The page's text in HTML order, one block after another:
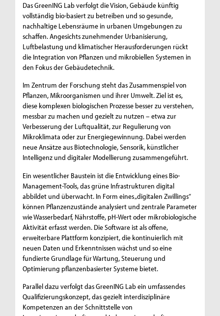
Das GreenING Lab verfolgt die Vision, Gebäude künftig
vollständig bio-basiert zu betreiben und so gesunde,
nachhaltige Lebensräume in urbanen Umgebungen zu
schaffen. Angesichts zunehmender Urbanisierung,
Luftbelastung und klimatischer Herausforderungen rückt
die Integration von Pflanzen und mikrobiellen Systemen in
den Fokus der Gebäudetechnik.
Im Zentrum der Forschung steht das Zusammenspiel von
Pflanzen, Mikroorganismen und ihrer Umwelt. Ziel ist es,
diese komplexen biologischen Prozesse besser zu verstehen,
messbar zu machen und gezielt zu nutzen – etwa zur
Verbesserung der Luftqualität, zur Regulierung von
Mikroklimata oder zur Energiegewinnung. Dabei werden
neue Ansätze aus Biotechnologie, Sensorik, künstlicher
Intelligenz und digitaler Modellierung zusammengeführt.
Ein wesentlicher Baustein ist die Entwicklung eines Bio-
Management-Tools, das grüne Infrastrukturen digital
abbildet und überwacht. In Form eines „digitalen Zwillings“
können Pflanzenzustände analysiert und zentrale Parameter
wie Wasserbedarf, Nährstoffe, pH-Wert oder mikrobiologische
Aktivität erfasst werden. Die Software ist als offene,
erweiterbare Plattform konzipiert, die kontinuierlich mit
neuen Daten und Erkenntnissen wächst und so eine
fundierte Grundlage für Wartung, Steuerung und
Optimierung pflanzenbasierter Systeme bietet.
Parallel dazu verfolgt das GreenING Lab ein umfassendes
Qualifizierungskonzept, das gezielt interdisziplinäre
Kompetenzen an der Schnittstelle von